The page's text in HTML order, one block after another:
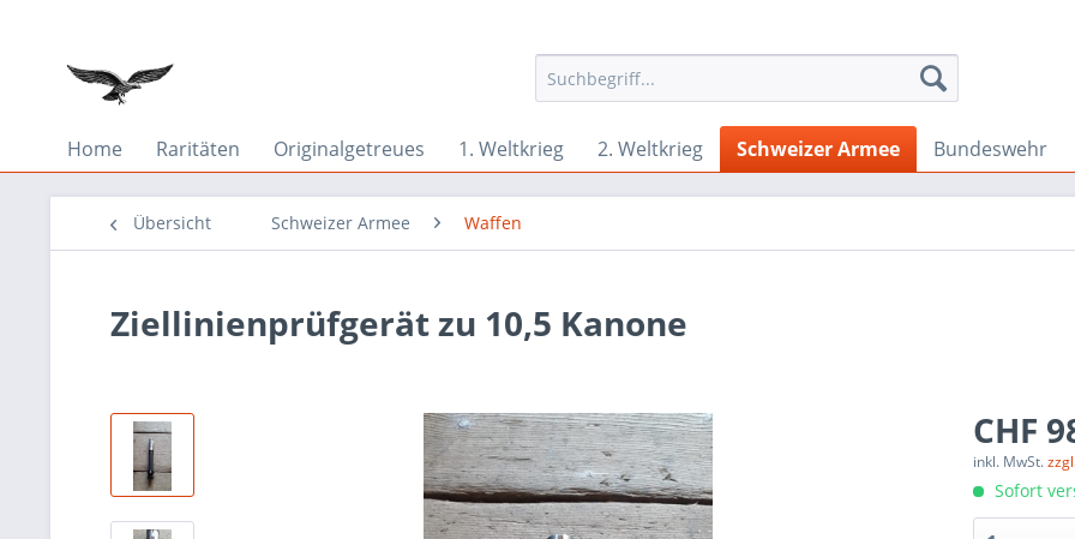
Home Raritäten Originalgetreues 1. Weltkrieg 2. Weltkrieg Schweizer Armee Bundeswehr
Übersicht Schweizer Armee Waffen
Ziellinienprüfgerät zu 10,5 Kanone
CHF
inkl. MwSt.
Sofort